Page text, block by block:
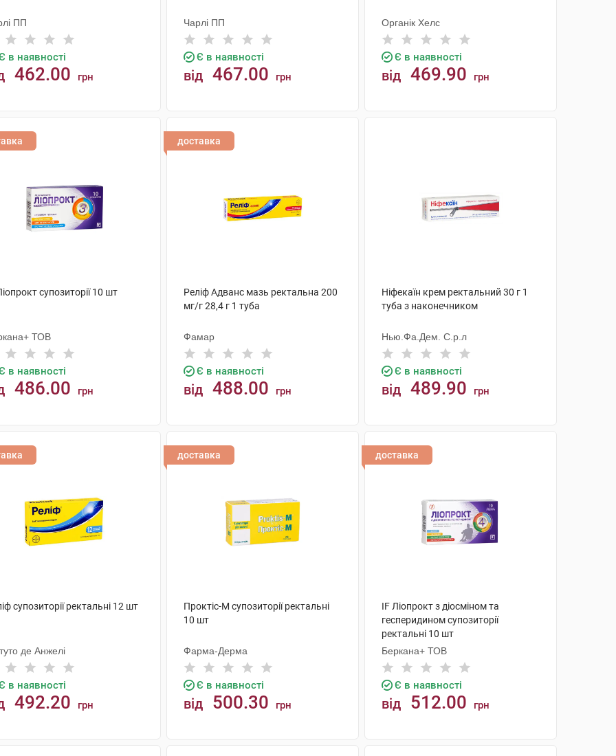
ПП
в наявності
462.00 грн
Чарлі ПП
Є в наявності
від 467.00 грн
Органік Хелс
Є в наявності
від 469.90 грн
супозиторії 10 шт
ТОВ
в наявності
486.00 грн
доставка
Реліф Адванс мазь ректальна 200
мг/г 28,4 г 1 туба
Фамар
Є в наявності
від 488.00 грн
Ніфекаїн крем ректальний 30 г 1
туба з наконечником
Нью.Фа.Дем. С.р.л
Є в наявності
від 489.90 грн
супозиторії ректальні 12 шт
де Анжелі
в наявності
492.20 грн
доставка
Проктіс-М супозиторії ректальні
10 шт
Фарма-Дерма
Є в наявності
від 500.30 грн
доставка
IF Ліопрокт з діосміном та
гесперидином супозиторії
ректальні 10 шт
Беркана+ ТОВ
Є в наявності
від 512.00 грн